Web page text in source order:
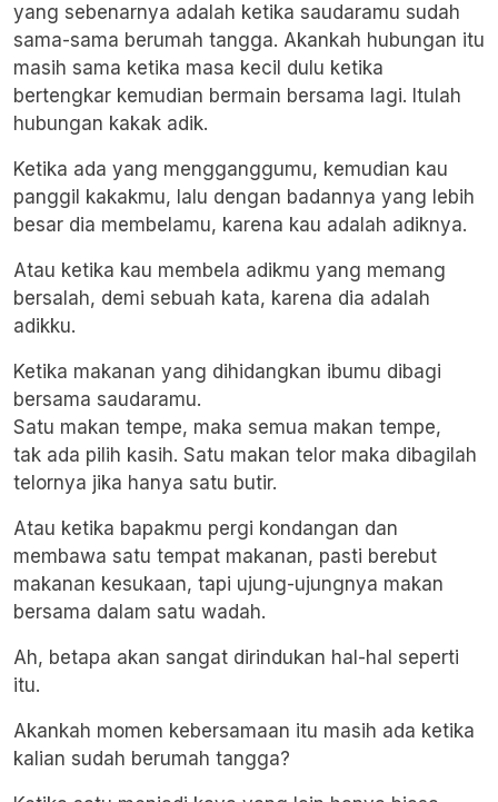
yang sebenarnya adalah ketika saudaramu sudah
sama-sama berumah tangga. Akankah hubungan itu
masih sama ketika masa kecil dulu ketika
bertengkar kemudian bermain bersama lagi. Itulah
hubungan kakak adik.
Ketika ada yang mengganggumu, kemudian kau
panggil kakakmu, lalu dengan badannya yang lebih
besar dia membelamu, karena kau adalah adiknya.
Atau ketika kau membela adikmu yang memang
bersalah, demi sebuah kata, karena dia adalah
adikku.
Ketika makanan yang dihidangkan ibumu dibagi
bersama saudaramu.
Satu makan tempe, maka semua makan tempe,
tak ada pilih kasih. Satu makan telor maka dibagilah
telornya jika hanya satu butir.
Atau ketika bapakmu pergi kondangan dan
membawa satu tempat makanan, pasti berebut
makanan kesukaan, tapi ujung-ujungnya makan
bersama dalam satu wadah.
Ah, betapa akan sangat dirindukan hal-hal seperti
itu.
Akankah momen kebersamaan itu masih ada ketika
kalian sudah berumah tangga?